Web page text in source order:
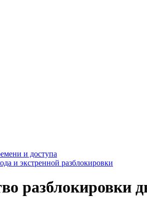
и доступа
и экстренной разблокировки
разблокировки